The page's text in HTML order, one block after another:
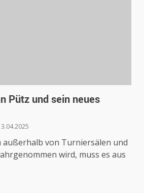
Pütz und sein neues
außerhalb von Turniersälen und
wird, muss es aus